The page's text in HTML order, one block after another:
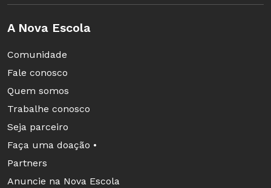
A Nova Escola
Comunidade
Fale conosco
Quem somos
Trabalhe conosco
Seja parceiro
Faça uma doação •
Partners
Anuncie na Nova Escola